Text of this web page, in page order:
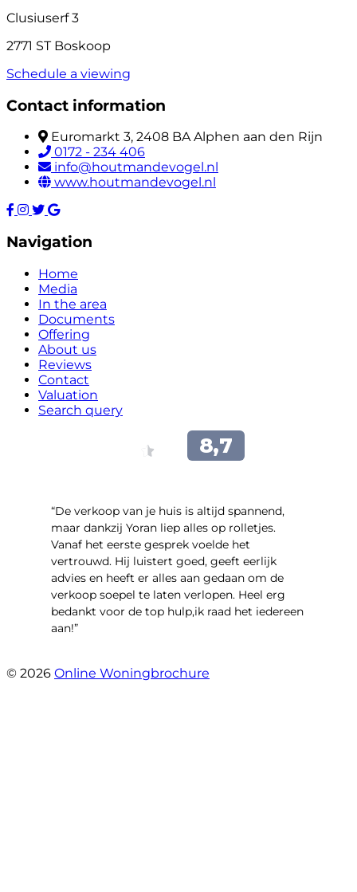
Clusiuserf 3
2771 ST Boskoop
Schedule a viewing
Contact information
Euromarkt 3, 2408 BA Alphen aan den Rijn
0172 - 234 406
info@houtmandevogel.nl
www.houtmandevogel.nl
Navigation
Home
Media
In the area
Documents
Offering
About us
Reviews
Contact
Valuation
Search query
“​De verkoop van je huis is altijd spannend,
maar dankzij Yoran liep alles op rolletjes.
Vanaf het eerste gesprek voelde het
vertrouwd. Hij luistert goed, geeft eerlijk
advies en heeft er alles aan gedaan om de
verkoop soepel te laten verlopen. Heel erg
bedankt voor de top hulp,ik raad het iedereen
aan!”
© 2026 Online Woningbrochure